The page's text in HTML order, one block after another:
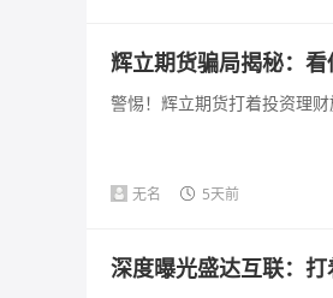
辉立期货骗局揭秘：
警惕！辉立期货打着投资理
无名 5天前
深度曝光盛达互联：